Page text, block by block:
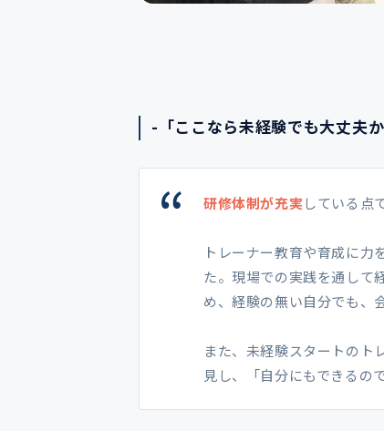
-「ここなら未経験でも大丈夫
研修体制が充実している点
トレーナー教育や育成に
た。現場での実践を通して
め、経験の無い自分でも、
また、未経験スタートのト
見し、「自分にもできるの